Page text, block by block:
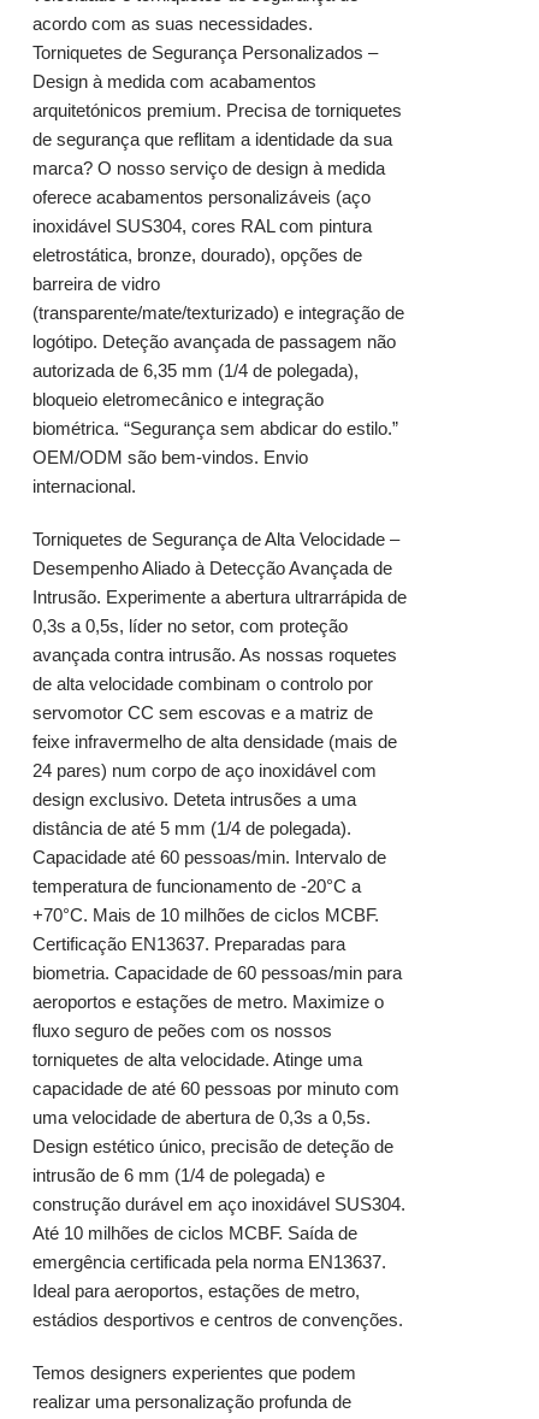
acordo com as suas necessidades.
Torniquetes de Segurança Personalizados –
Design à medida com acabamentos
arquitetónicos premium. Precisa de torniquetes
de segurança que reflitam a identidade da sua
marca? O nosso serviço de design à medida
oferece acabamentos personalizáveis ​​(aço
inoxidável SUS304, cores RAL com pintura
eletrostática, bronze, dourado), opções de
barreira de vidro
(transparente/mate/texturizado) e integração de
logótipo. Deteção avançada de passagem não
autorizada de 6,35 mm (1/4 de polegada),
bloqueio eletromecânico e integração
biométrica. “Segurança sem abdicar do estilo.”
OEM/ODM são bem-vindos. Envio
internacional.
Torniquetes de Segurança de Alta Velocidade –
Desempenho Aliado à Detecção Avançada de
Intrusão. Experimente a abertura ultrarrápida de
0,3s a 0,5s, líder no setor, com proteção
avançada contra intrusão. As nossas roquetes
de alta velocidade combinam o controlo por
servomotor CC sem escovas e a matriz de
feixe infravermelho de alta densidade (mais de
24 pares) num corpo de aço inoxidável com
design exclusivo. Deteta intrusões a uma
distância de até 5 mm (1/4 de polegada).
Capacidade até 60 pessoas/min. Intervalo de
temperatura de funcionamento de -20°C a
+70°C. Mais de 10 milhões de ciclos MCBF.
Certificação EN13637. Preparadas para
biometria. Capacidade de 60 pessoas/min para
aeroportos e estações de metro. Maximize o
fluxo seguro de peões com os nossos
torniquetes de alta velocidade. Atinge uma
capacidade de até 60 pessoas por minuto com
uma velocidade de abertura de 0,3s a 0,5s.
Design estético único, precisão de deteção de
intrusão de 6 mm (1/4 de polegada) e
construção durável em aço inoxidável SUS304.
Até 10 milhões de ciclos MCBF. Saída de
emergência certificada pela norma EN13637.
Ideal para aeroportos, estações de metro,
estádios desportivos e centros de convenções.
Temos designers experientes que podem
realizar uma personalização profunda de